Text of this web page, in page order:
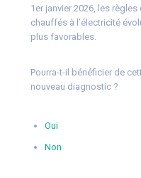
1er janvier 2026, les
chauffés à l’électricité
plus favorables.
Pourra-t-il bénéficier de
nouveau diagnostic ?
Oui
Non